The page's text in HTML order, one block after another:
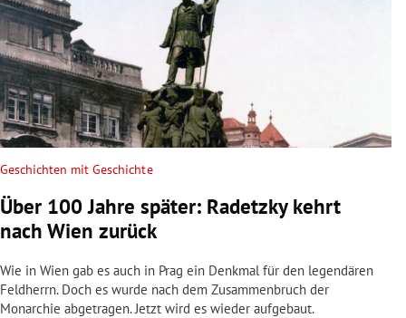
Untermenü
Untermenü
Untermenü
Geschichten mit Geschichte
Über 100 Jahre später: Radetzky kehrt
nach Wien zurück
Wie in Wien gab es auch in Prag ein Denkmal für den legendären
Feldherrn. Doch es wurde nach dem Zusammenbruch der
Monarchie abgetragen. Jetzt wird es wieder aufgebaut.